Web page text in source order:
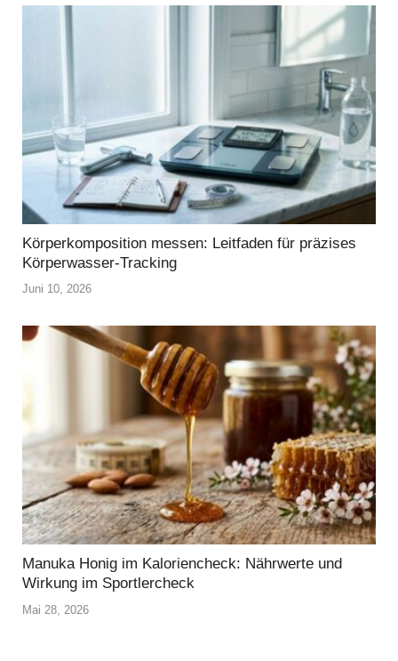
Körperkomposition messen: Leitfaden für präzises
Körperwasser-Tracking
Juni 10, 2026
Manuka Honig im Kaloriencheck: Nährwerte und
Wirkung im Sportlercheck
Mai 28, 2026